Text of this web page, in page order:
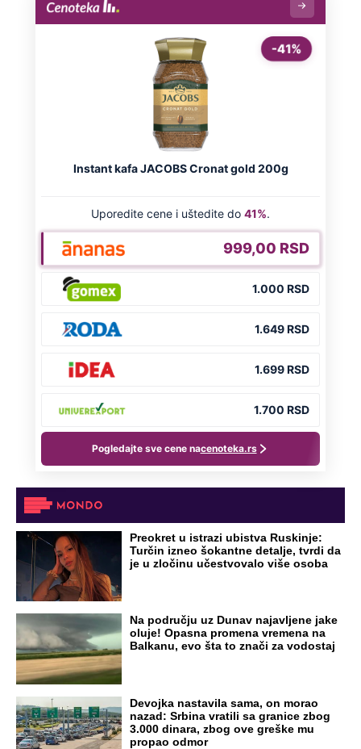
Preokret u istrazi ubistva Ruskinje:
Turčin izneo šokantne detalje, tvrdi da
je u zločinu učestvovalo više osoba
Na području uz Dunav najavljene jake
oluje! Opasna promena vremena na
Balkanu, evo šta to znači za vodostaj
Devojka nastavila sama, on morao
nazad: Srbina vratili sa granice zbog
3.000 dinara, zbog ove greške mu
propao odmor